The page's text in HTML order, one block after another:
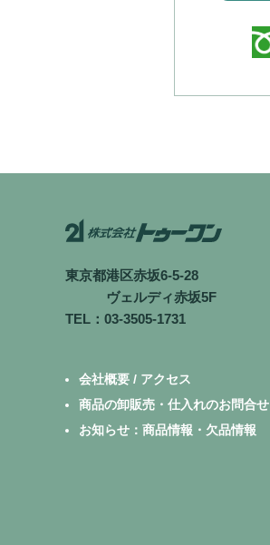
東京都港区赤坂6-5-28
ヴェルディ赤坂5F
TEL：03-3505-1731
会社概要 / アクセス
商品の卸販売・仕入れのお問合せ
お知らせ：商品情報・欠品情報